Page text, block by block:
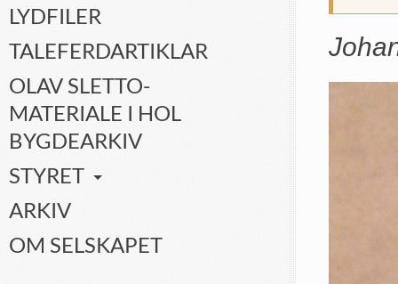
LYDFILER
TALEFERDARTIKLAR
OLAV SLETTO-
MATERIALE I HOL
BYGDEARKIV
STYRET
ARKIV
OM SELSKAPET